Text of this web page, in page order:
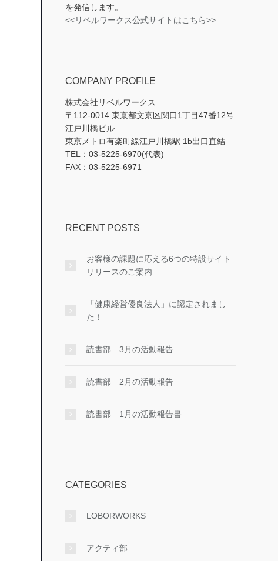
を発信します。
<<リベルワークス公式サイトはこちら>>
COMPANY PROFILE
株式会社リベルワークス
〒112-0014 東京都文京区関口1丁目47番12号
江戸川橋ビル
東京メトロ有楽町線江戸川橋駅 1b出口直結
TEL：03-5225-6970(代表)
FAX：03-5225-6971
RECENT POSTS
お客様の課題に応える6つの特設サイト
リリースのご案内
「健康経営優良法人」に認定されまし
た！
読書部 3月の活動報告
読書部 2月の活動報告
読書部 1月の活動報告書
CATEGORIES
LOBORWORKS
アクティ部